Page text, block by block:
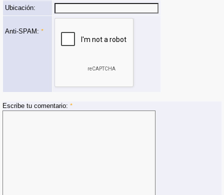
Ubicación:
Anti-SPAM: *
Escribe tu comentario: *